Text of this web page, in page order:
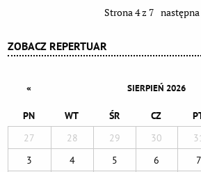
ZOBACZ REPERTUAR
« SIERPIEŃ 2026
PN WT ŚR CZ
27
28 29 30
3
4 5 6 7
Strona 4 z 7 następna